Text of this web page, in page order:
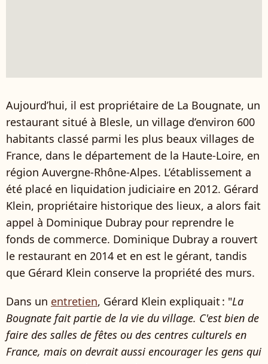
Aujourd’hui, il est propriétaire de La Bougnate, un
restaurant situé à Blesle, un village d’environ 600
habitants classé parmi les plus beaux villages de
France, dans le département de la Haute-Loire, en
région Auvergne-Rhône-Alpes. L’établissement a
été placé en liquidation judiciaire en 2012. Gérard
Klein, propriétaire historique des lieux, a alors fait
appel à Dominique Dubray pour reprendre le
fonds de commerce. Dominique Dubray a rouvert
le restaurant en 2014 et en est le gérant, tandis
que Gérard Klein conserve la propriété des murs.
Dans un entretien, Gérard Klein expliquait : "La
Bougnate fait partie de la vie du village. C'est bien de
faire des salles de fêtes ou des centres culturels en
France, mais on devrait aussi encourager les gens qui